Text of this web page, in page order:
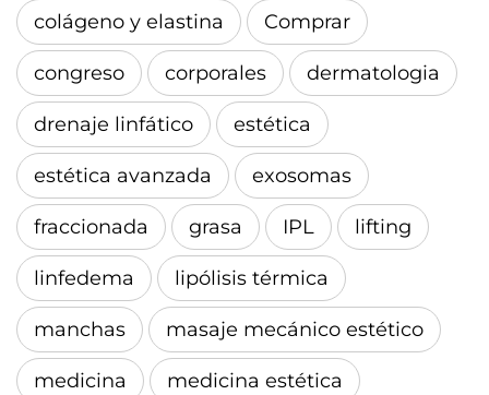
colágeno y elastina Comprar
congreso corporales dermatologia
drenaje linfático estética
estética avanzada exosomas
fraccionada grasa IPL lifting
linfedema lipólisis térmica
manchas masaje mecánico estético
medicina medicina estética